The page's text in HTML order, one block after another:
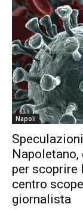
Napoli
Napoletano,
per scoprire
centro
giornalista